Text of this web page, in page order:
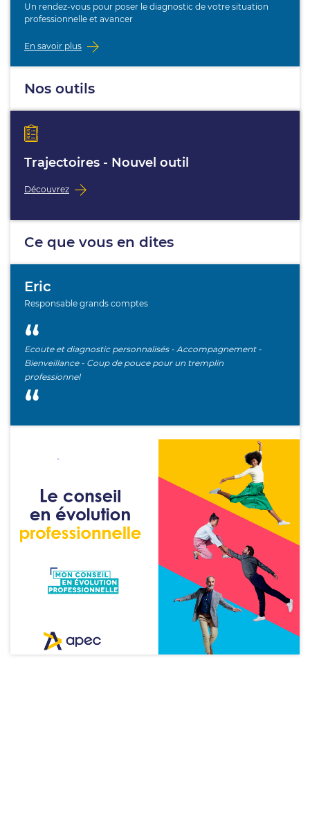
Un rendez-vous pour poser le diagnostic de votre situation
professionnelle et avancer
En savoir plus
Nos outils
Trajectoires - Nouvel outil
Découvrez
Ce que vous en dites
Eric
Responsable grands comptes
Ecoute et diagnostic personnalisés - Accompagnement -
Bienveillance - Coup de pouce pour un tremplin
professionnel